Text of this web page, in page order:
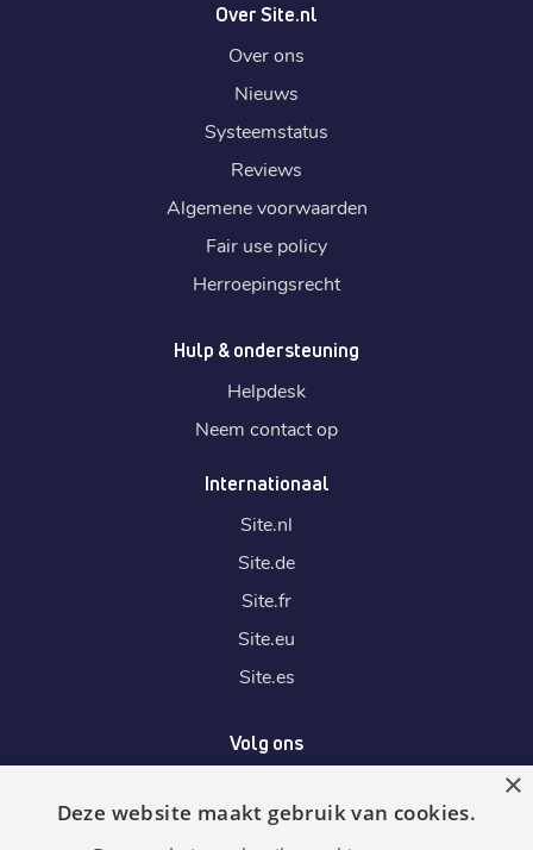
Over Site.nl
Over ons
Nieuws
Systeemstatus
Reviews
Algemene voorwaarden
Fair use policy
Herroepingsrecht
Hulp & ondersteuning
Helpdesk
Neem contact op
Internationaal
Site.nl
Site.de
Site.fr
Site.eu
Site.es
Volg ons
Wij accepteren
×
Deze website maakt gebruik van cookies.